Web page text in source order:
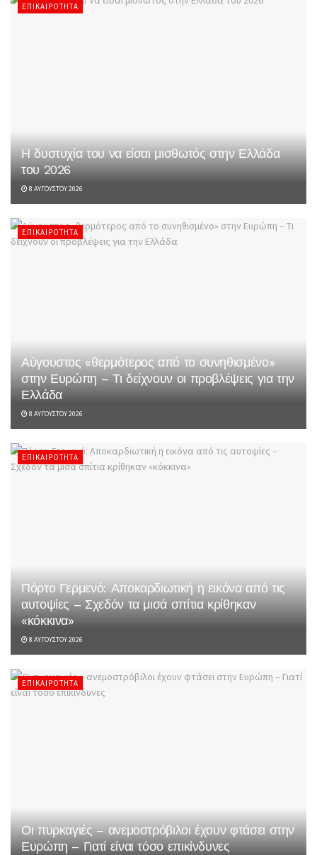
ΕΠΙΚΑΙΡΌΤΗΤΑ
Η δυστυχία του να είσαι μισθωτός στην Ελλάδα
του 2026
8 ΑΥΓΟΎΣΤΟΥ 2026
ΕΠΙΚΑΙΡΌΤΗΤΑ
Αύγουστος «θερμότερος από το συνηθισμένο»
στην Ευρώπη – Τι δείχνουν οι προβλέψεις για την
Ελλάδα
8 ΑΥΓΟΎΣΤΟΥ 2026
ΕΠΙΚΑΙΡΌΤΗΤΑ
Πόρτο Γερμενό: Αποκαρδιωτική η εικόνα από τις
αυτοψίες – Σχεδόν τα μισά σπίτια κρίθηκαν
«κόκκινα»
8 ΑΥΓΟΎΣΤΟΥ 2026
ΕΠΙΚΑΙΡΌΤΗΤΑ
Οι πυρκαγιές – ανεμοστρόβιλοι έχουν φτάσει στην
Ευρώπη – Γιατί είναι τόσο επικίνδυνες